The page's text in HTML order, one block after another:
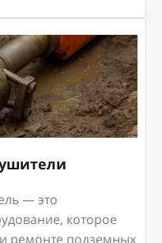
— это
которое
ремонте подземных